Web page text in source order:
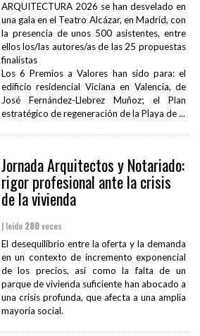
ARQUITECTURA 2026 se han desvelado en
una gala en el Teatro Alcázar, en Madrid, con
la presencia de unos 500 asistentes, entre
ellos los/las autores/as de las 25 propuestas
finalistas
Los 6 Premios a Valores han sido para: el
edificio residencial Viciana en Valencia, de
José Fernández-Llebrez Muñoz; el Plan
estratégico de regeneración de la Playa de ...
Jornada Arquitectos y Notariado:
rigor profesional ante la crisis
de la vivienda
| leído 280veces
El desequilibrio entre la oferta y la demanda
en un contexto de incremento exponencial
de los precios, así como la falta de un
parque de vivienda suficiente han abocado a
una crisis profunda, que afecta a una amplia
mayoría social.